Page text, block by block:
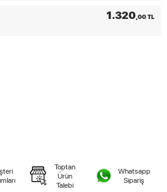
WhtsappDeseHatt
1.320,00 TL
Toptan
Ürün
Talebi
Whatsapp
Sipariş